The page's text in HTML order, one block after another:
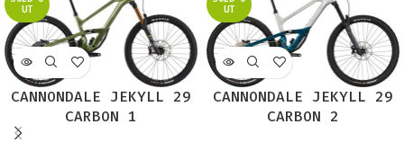
UT
CANNONDALE JEKYLL 29
CARBON 1
UT
CANNONDALE JEKYLL 29
CARBON 2